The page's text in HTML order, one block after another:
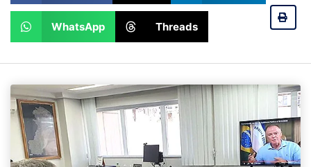
WhatsApp Threads